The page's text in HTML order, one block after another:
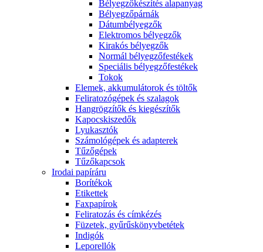
Bélyegzőkészítés alapanyag
Bélyegzőpárnák
Dátumbélyegzők
Elektromos bélyegzők
Kirakós bélyegzők
Normál bélyegzőfestékek
Speciális bélyegzőfestékek
Tokok
Elemek, akkumulátorok és töltők
Feliratozógépek és szalagok
Hangrögzítők és kiegészítők
Kapocskiszedők
Lyukasztók
Számológépek és adapterek
Tűzőgépek
Tűzőkapcsok
Irodai papíráru
Borítékok
Etikettek
Faxpapírok
Feliratozás és címkézés
Füzetek, gyűrűskönyvbetétek
Indigók
Leporellók